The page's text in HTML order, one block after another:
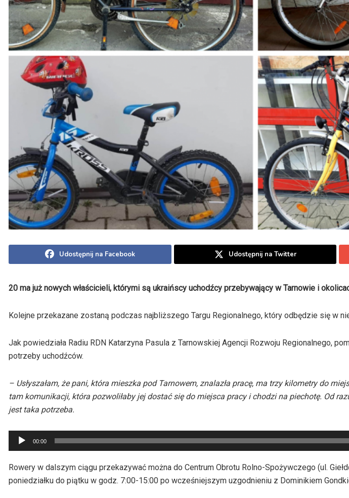
Udostępnij na Facebook Udostępnij na Twitter
20 ma już nowych właścicieli, którymi są ukraińscy uchodźcy przebywający w Tarnowie i
Kolejne przekazane zostaną podczas najbliższego Targu Regionalnego, który odbędzie się w
Jak powiedziała Radiu RDN Katarzyna Pasula z Tarnowskiej Agencji Rozwoju Regionalnego,
potrzeby uchodźców.
– Usłyszałam, że pani, która mieszka pod Tarnowem, znalazła pracę, ma trzy kilometry do
tam komunikacji, która pozwoliłaby jej dostać się do miejsca pracy i chodzi na piechotę. Od
jest taka potrzeba.
Odtwarzacz
plików
dźwiękowych
00:00
Rowery w dalszym ciągu przekazywać można do Centrum Obrotu Rolno-Spożywczego (ul.
poniedziałku do piątku w godz. 7:00-15:00 po wcześniejszym uzgodnieniu z Dominikiem